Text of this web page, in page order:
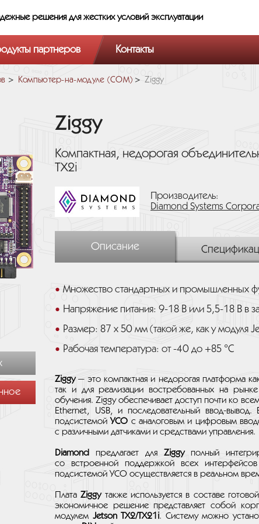
решениядля жестких условий эксплуатации
партнеров Контакты
Компьютер-на-модуле (COM) Ziggy
Ziggy
Компактная, недорогая
TX2i
Производитель:
Diamond Systems
Описание
Множество стандартных и промышленных
Напряжение питания: 9-18 В или 5,5-18 В в
Размер: 87 x 50 мм (такой же, как у модуля
Рабочая температура: от -40 до +85 °C
Ziggy— это компактная и недорогая платформа
так и для реализации востребованных на
обучения. Ziggy обеспечивает доступ почти ко
Ethernet, USB, и последовательный ввод-
подсистемойУСО с аналоговым и цифровым
с различными датчиками и средствами управления.
Diamond предлагает для Ziggyполный
со встроенной поддержкой всех
подсистемой УСО осуществляется в реальном
ПлатаZiggyтакже используется в составе
экономичное решение представляет собой
модулем Jetson TX2/TX21i. Систему можно